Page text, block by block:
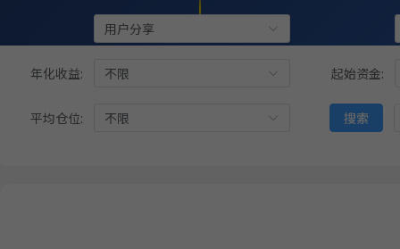
8月12日开始实盘 稳健黑马精选量化策略
5月18日开始实盘 收益
收益
用户分享
年化收益: 不限 起始资金:
平均仓位: 不限 搜索